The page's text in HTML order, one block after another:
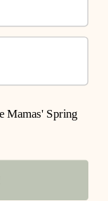
Mamas' Spring